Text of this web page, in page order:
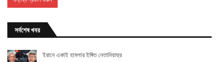
সর্বশেষ খবর
ইরানে একাই হামলার ইঙ্গিত নেতানিয়াহুর